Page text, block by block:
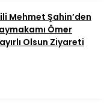
Mehmet Şahin’den
Ömer
Olsun Ziyareti